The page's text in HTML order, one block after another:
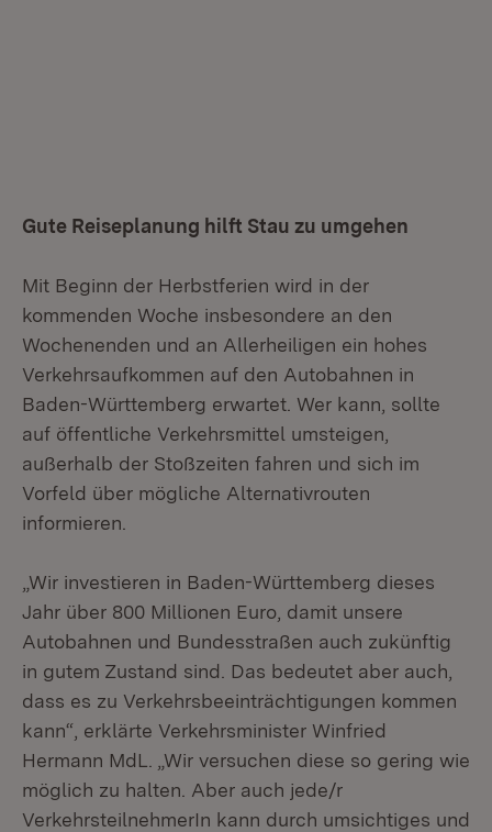
Gute Reiseplanung hilft Stau zu umgehen
Mit Beginn der Herbstferien wird in der
kommenden Woche insbesondere an den
Wochenenden und an Allerheiligen ein hohes
Verkehrsaufkommen auf den Autobahnen in
Baden-Württemberg erwartet. Wer kann, sollte
auf öffentliche Verkehrsmittel umsteigen,
außerhalb der Stoßzeiten fahren und sich im
Vorfeld über mögliche Alternativrouten
informieren.
„Wir investieren in Baden-Württemberg dieses
Jahr über 800 Millionen Euro, damit unsere
Autobahnen und Bundesstraßen auch zukünftig
in gutem Zustand sind. Das bedeutet aber auch,
dass es zu Verkehrsbeeinträchtigungen kommen
kann“, erklärte Verkehrsminister Winfried
Hermann MdL. „Wir versuchen diese so gering wie
möglich zu halten. Aber auch jede/r
VerkehrsteilnehmerIn kann durch umsichtiges und